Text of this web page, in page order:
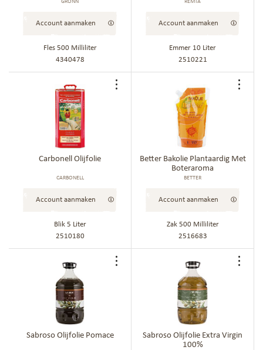
Account aanmaken
Fles 500 Milliliter
4340478
Account aanmaken
Emmer 10 Liter
2510221
Carbonell Olijfolie
CARBONELL
Account aanmaken
bestellijst
Blik 5 Liter
2510180
Better Bakolie Plantaardig Met
Boteraroma
BETTER
Account aanmaken
Zak 500 Milliliter
2516683
Sabroso Olijfolie Pomace
bestellijst
Sabroso Olijfolie Extra Virgin
100%